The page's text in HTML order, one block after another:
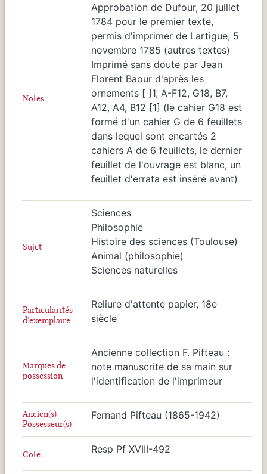
Notes
Approbation de Dufour, 20 juillet
1784 pour le premier texte,
permis d'imprimer de Lartigue, 5
novembre 1785 (autres textes)
Imprimé sans doute par Jean
Florent Baour d'après les
ornements [ ]1, A-F12, G18, B7,
A12, A4, B12 [1] (le cahier G18 est
formé d'un cahier G de 6 feuillets
dans lequel sont encartés 2
cahiers A de 6 feuillets, le dernier
feuillet de l'ouvrage est blanc, un
feuillet d'errata est inséré avant)
Sujet
Sciences
Philosophie
Histoire des sciences (Toulouse)
Animal (philosophie)
Sciences naturelles
Particularités
d'exemplaire
Reliure d'attente papier, 18e
siècle
Marques de
possession
Ancienne collection F. Pifteau :
note manuscrite de sa main sur
l'identification de l'imprimeur
Ancien(s)
Possesseur(s)
Fernand Pifteau (1865-1942)
Cote Resp Pf XVIII-492